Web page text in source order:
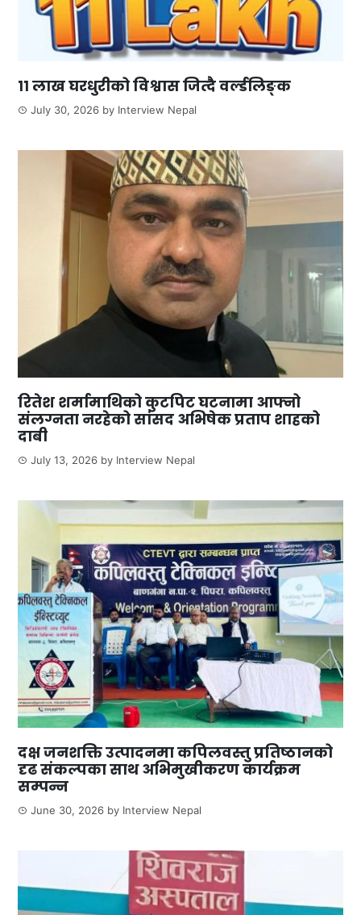
११ लाख घरधुरीको विश्वास जित्दै वर्ल्डलिङ्क
July 30, 2026 by Interview Nepal
रितेश शर्मामाथिको कुटपिट घटनामा आफ्नो
संलग्नता नरहेको सांसद अभिषेक प्रताप शाहको
दाबी
July 13, 2026 by Interview Nepal
दक्ष जनशक्ति उत्पादनमा कपिलवस्तु प्रतिष्ठानको
दृढ संकल्पका साथ अभिमुखीकरण कार्यक्रम
सम्पन्न
June 30, 2026 by Interview Nepal